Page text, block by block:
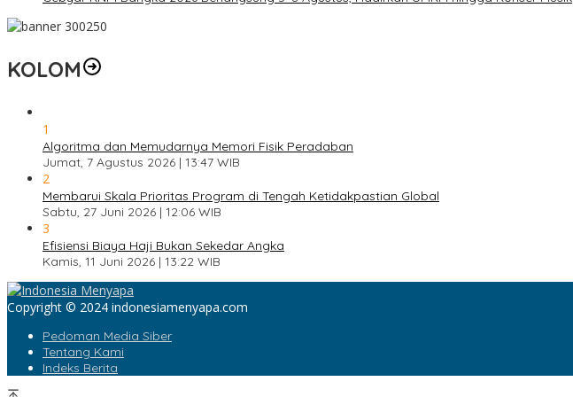
KOLOM
1
Algoritma dan Memudarnya Memori Fisik Peradaban
Jumat, 7 Agustus 2026 | 13:47 WIB
2
Membarui Skala Prioritas Program di Tengah Ketidakpastian Global
Sabtu, 27 Juni 2026 | 12:06 WIB
3
Efisiensi Biaya Haji Bukan Sekedar Angka
Kamis, 11 Juni 2026 | 13:22 WIB
Copyright © 2024 indonesiamenyapa.com
Pedoman Media Siber
Tentang Kami
Indeks Berita